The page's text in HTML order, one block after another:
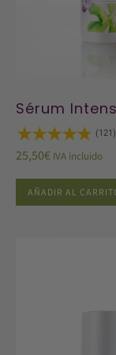
Sérum
(121)
25,50€ IVA incluido
AÑADIR AL